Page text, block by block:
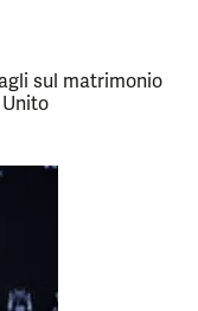
sul matrimonio